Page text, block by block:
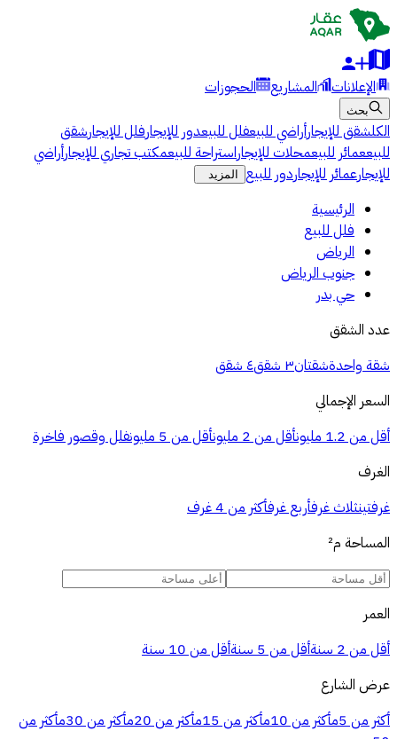
الإعلانات المشاريع الحجوزات
بحث
الكلشقق للإيجارأراضي للبيعفلل للبيعدور للإيجارفلل للإيجارشقق
للبيععمائر للبيعمحلات للإيجاراستراحة للبيعمكتب تجاري للإيجارأراضي
للإيجارعمائر للإيجاردور للبيع المزيد
الرئيسية
فلل للبيع
الرياض
جنوب الرياض
حي بدر
عدد الشقق
شقة واحدةشقتان٣ شقق
٤ شقق
السعر الإجمالي
أقل من 1.2 مليون
أقل من 2 مليون أقل من 5 مليون
فلل وقصور فاخرة
الغرف
غرفتينثلاث غرفأربع غرفأكثر من 4 غرف
المساحة م²
العمر
أقل من 2 سنة
أقل من 5 سنة
أقل من 10 سنة
عرض الشارع
أكثر من 5م
أكثر من 10م أكثر من 15م أكثر من 20م أكثر من 30م
أكثر من